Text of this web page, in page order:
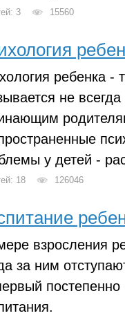
3 15560
ребенка -
не
у детей -
18 126046
взросления
за ним